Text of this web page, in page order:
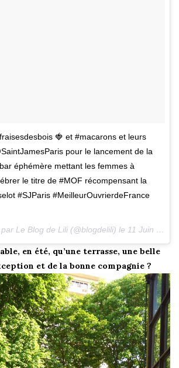
🍓 et #macarons et leurs
pour le lancement de la
éphémère mettant les femmes à
le titre de #MOF récompensant la
#SJParis #MeilleurOuvrierdeFrance
Le Blog de Lili (@blogdelili) le 11 Juin 2015 à 13h59 PDT
en été, qu’une terrasse, une belle
et de la bonne compagnie ?